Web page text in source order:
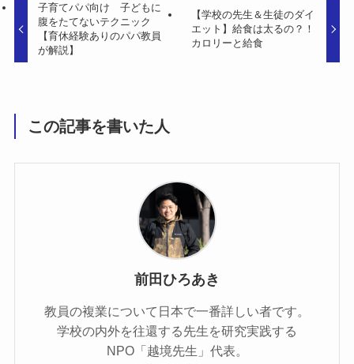
子育てパパ向け 子どもに
腹をたてないテクニック
【育休経験ありのパパ教員
が解説】
【学校の先生＆生徒のダイ
エット】給食は太るの？！
カロリーと給食
この記事を書いた人
前田ひろあき
教員の複業について日本で一番詳しい者です。
学校の内外を往還する先生を研究実践する
NPO「越境先生」代表。